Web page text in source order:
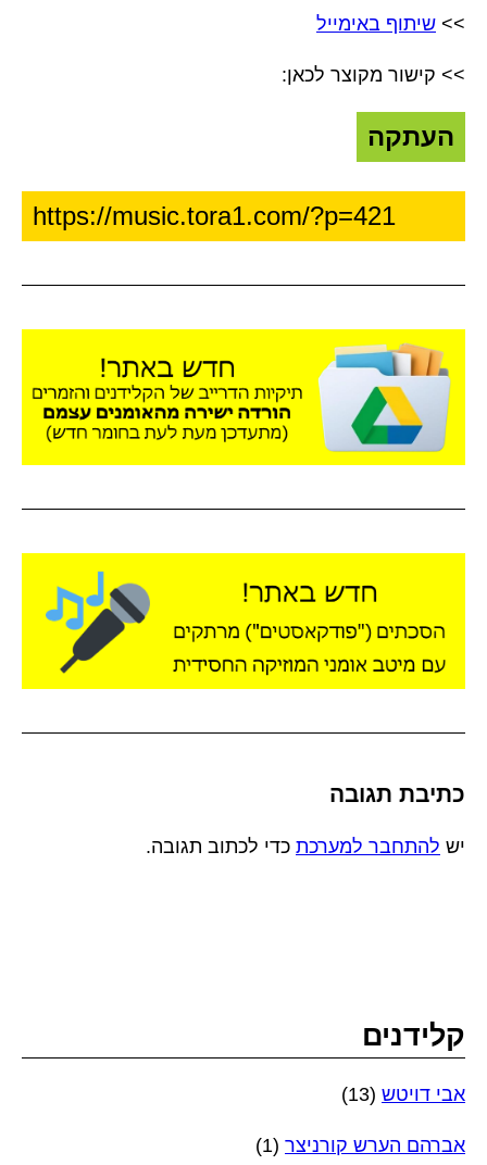
>> שיתוף באימייל
>> קישור מקוצר לכאן:
העתקה
כתיבת תגובה
יש להתחבר למערכת כדי לכתוב תגובה.
קלידנים
אבי דויטש (13)
אברהם הערש קורניצר (1)